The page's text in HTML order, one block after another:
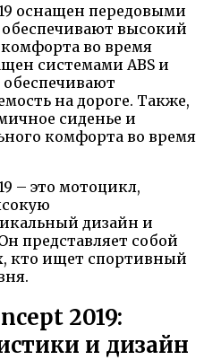
оснащен передовыми
высокий
во время
системами ABS и
на дороге. Также,
сиденье и
комфорта во время
– это мотоцикл,
дизайн и
представляет собой
кто ищет спортивный
2019:
и дизайн